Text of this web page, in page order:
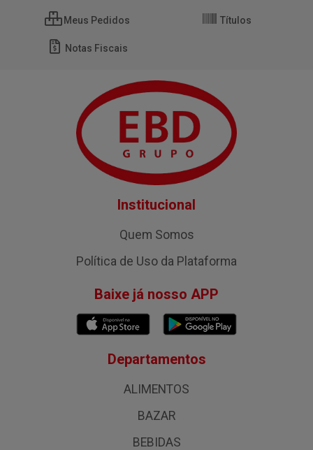
Meus Pedidos Títulos
Notas Fiscais
Institucional
Quem Somos
Política de Uso da Plataforma
Baixe já nosso APP
Departamentos
ALIMENTOS
BAZAR
BEBIDAS